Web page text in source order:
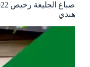
هندي